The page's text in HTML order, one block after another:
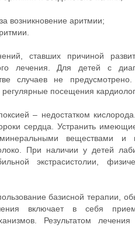
возникновение аритмии;
ставших причиной
лечения. Для детей с
случаев не предусмотрено.
посещения
– недостатком
сердца. Устранить
веществами и
При наличии у детей
экстрасистолии,
базисной терапии,
включает в себя
Результатом